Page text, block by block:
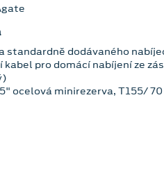
standardně dodávaného
kabel pro domácí nabíjení ze
ocelová minirezerva, T155/ 70